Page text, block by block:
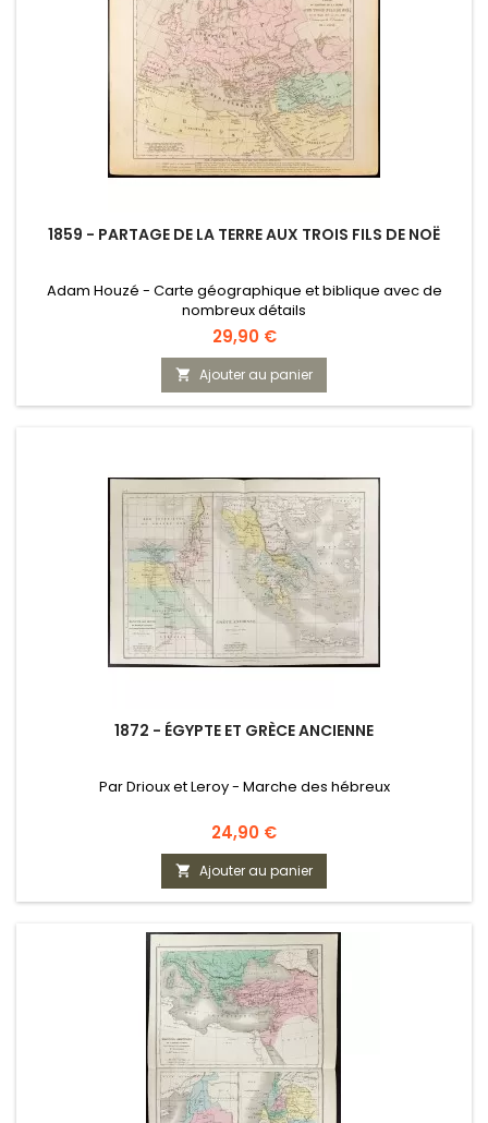
1859 - PARTAGE DE LA TERRE AUX TROIS FILS DE NOË
Adam Houzé - Carte géographique et biblique avec de
nombreux détails
Prix
29,90 €
 Ajouter au panier
1872 - ÉGYPTE ET GRÈCE ANCIENNE
Par Drioux et Leroy - Marche des hébreux
Prix
24,90 €
 Ajouter au panier